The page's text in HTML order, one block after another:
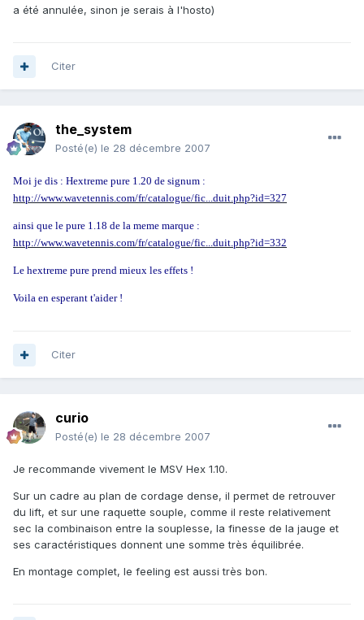
a été annulée, sinon je serais à l'hosto)
Citer
the_system
Posté(e) le 28 décembre 2007
Moi je dis : Hextreme pure 1.20 de signum :
http://www.wavetennis.com/fr/catalogue/fic...duit.php?id=327
ainsi que le pure 1.18 de la meme marque :
http://www.wavetennis.com/fr/catalogue/fic...duit.php?id=332
Le hextreme pure prend mieux les effets !
Voila en esperant t'aider !
Citer
curio
Posté(e) le 28 décembre 2007
Je recommande vivement le MSV Hex 1.10.
Sur un cadre au plan de cordage dense, il permet de retrouver
du lift, et sur une raquette souple, comme il reste relativement
sec la combinaison entre la souplesse, la finesse de la jauge et
ses caractéristiques donnent une somme très équilibrée.
En montage complet, le feeling est aussi très bon.